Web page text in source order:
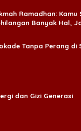
Ramadhan: Kamu
Banyak Hal,
Tanpa Perang di
dan Gizi Generasi